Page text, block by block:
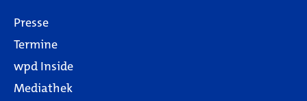
Presse
Termine
wpd Inside
Mediathek